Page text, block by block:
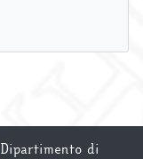
Dipartimento di